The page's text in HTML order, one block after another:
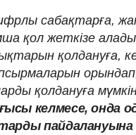
сабақтарға,
қол жеткізе
қолдануға,
қолдануға
келмесе, онда
пайдалануына